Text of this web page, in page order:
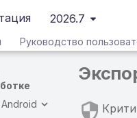
2026.7
Руководство